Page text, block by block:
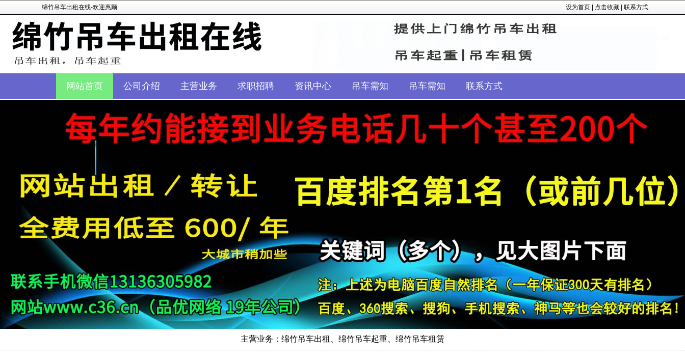
绵竹吊车出租在线-欢迎惠顾 设为首页 点击收藏 联系方式
网站首页 公司介绍 主营业务 求职招聘 资讯中心 吊车需知 吊车需知 联系方式
主营业务：绵竹吊车出租、绵竹吊车起重、绵竹吊车租赁